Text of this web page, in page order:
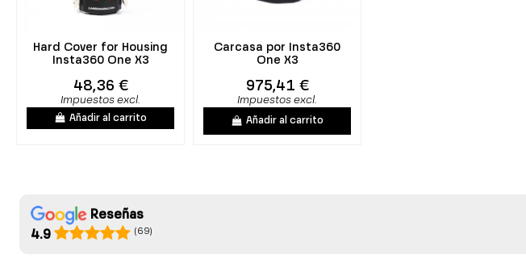
Hard Cover for Housing
Insta360 One X3
48,36 €
Impuestos excl.
Añadir al carrito
Carcasa por Insta360
One X3
975,41 €
Impuestos excl.
Añadir al carrito
Reseñas
4.9
(69)